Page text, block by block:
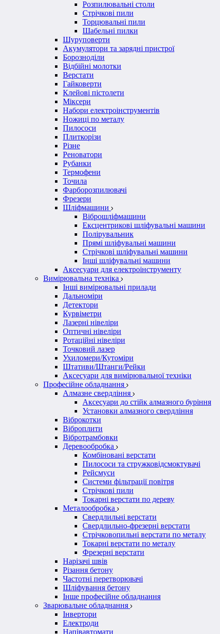
Розпилювальні столи
Стрічкові пили
Торцювальні пили
Шабельні пилки
Шуруповерти
Акумулятори та зарядні пристрої
Борозноділи
Відбійні молотки
Верстати
Гайковерти
Клейові пістолети
Міксери
Набори електроінструментів
Ножиці по металу
Пилососи
Плиткорізи
Різне
Реноватори
Рубанки
Термофени
Точила
Фарборозпилювачі
Фрезери
Шліфмашини
Віброшліфмашини
Ексцентрикові шліфувальні машини
Полірувальник
Прямі шліфувальні машини
Стрічкові шліфувальні машини
Інші шліфувальні машини
Аксесуари для електроінструменту
Вимірювальна техніка
Інші вимірювальні прилади
Дальноміри
Детектори
Курвіметри
Лазерні нівеліри
Оптичні нівеліри
Ротаційні нівеліри
Точковий лазер
Ухиломери/Кутоміри
Штативи/Штанги/Рейки
Аксесуари для вимірювальної техніки
Професійне обладнання
Алмазне свердління
Аксесуари до стійк алмазного буріння
Установки алмазного свердління
Віброкотки
Віброплити
Вібротрамбовки
Деревообробка
Комбіновані верстати
Пилососи та стружковідсмоктувачі
Рейсмуси
Системи фільтрації повітря
Стрічкові пили
Токарні верстати по дереву
Металообробка
Свердлильні верстати
Свердлильно-фрезерні верстати
Стрічковопильні верстати по металу
Токарні верстати по металу
Фрезерні верстати
Нарізачі швів
Різання бетону
Частотні перетворювачі
Шліфування бетону
Інше професійне обладнання
Зварювальне обладнання
Інвертори
Електроди
Напівавтомати